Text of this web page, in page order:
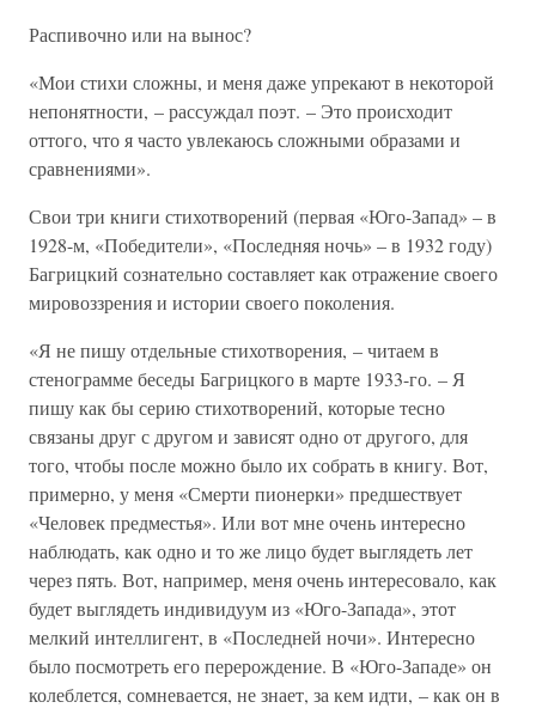
Распивочно или на вынос?
«Мои стихи сложны, и меня даже упрекают в некоторой
непонятности, – рассуждал поэт. – Это происходит
оттого, что я часто увлекаюсь сложными образами и
сравнениями».
Свои три книги стихотворений (первая «Юго-Запад» – в
1928-м, «Победители», «Последняя ночь» – в 1932 году)
Багрицкий сознательно составляет как отражение своего
мировоззрения и истории своего поколения.
«Я не пишу отдельные стихотворения, – читаем в
стенограмме беседы Багрицкого в марте 1933-го. – Я
пишу как бы серию стихотворений, которые тесно
связаны друг с другом и зависят одно от другого, для
того, чтобы после можно было их собрать в книгу. Вот,
примерно, у меня «Смерти пионерки» предшествует
«Человек предместья». Или вот мне очень интересно
наблюдать, как одно и то же лицо будет выглядеть лет
через пять. Вот, например, меня очень интересовало, как
будет выглядеть индивидуум из «Юго-Запада», этот
мелкий интеллигент, в «Последней ночи». Интересно
было посмотреть его перерождение. В «Юго-Западе» он
колеблется, сомневается, не знает, за кем идти, – как он в